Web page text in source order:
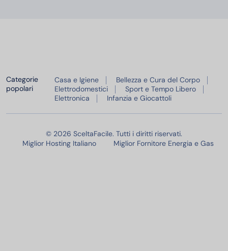
Categorie
popolari
Casa e Igiene
Bellezza e Cura del Corpo
Elettrodomestici
Sport e Tempo Libero
Elettronica
Infanzia e Giocattoli
© 2026 SceltaFacile. Tutti i diritti riservati.
Miglior Hosting Italiano
Miglior Fornitore Energia e Gas